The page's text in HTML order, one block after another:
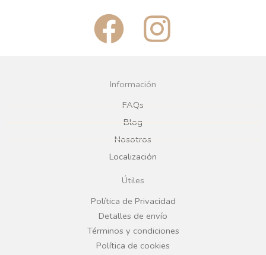
F
a
c
e
b
o
o
k
I
n
g
r
a
Información
FAQs
Blog
Nosotros
Localización
Útiles
Política de Privacidad
Detalles de envío
Términos y condiciones
Política de cookies